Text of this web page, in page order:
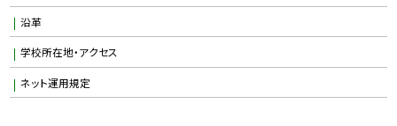
沿革
学校所在地・アクセス
ネット運用規定